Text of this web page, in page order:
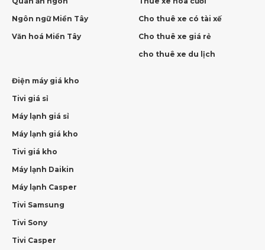
Ngôn ngữ Miền Tây
Văn hoá Miền Tây
Cho thuê xe có tài xế
Cho thuê xe giá rẻ
cho thuê xe du lịch
Điện máy giá kho
Tivi giá sỉ
Máy lạnh giá sỉ
Máy lạnh giá kho
Tivi giá kho
Máy lạnh Daikin
Máy lạnh Casper
Tivi Samsung
Tivi Sony
Tivi Casper